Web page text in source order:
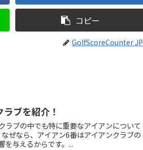
コピー
GolfScoreCounter JP
ブを紹介！
ラブの中でも特に重要なアイアンについて
ぜなら、アイアン6番はアイアンクラブの
を与えるからです。...